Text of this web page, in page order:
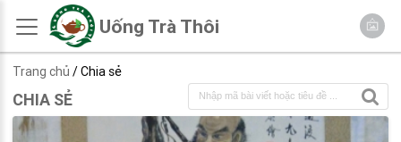
Uống Trà Thôi
Trang chủ / Chia sẻ
CHIA SẺ